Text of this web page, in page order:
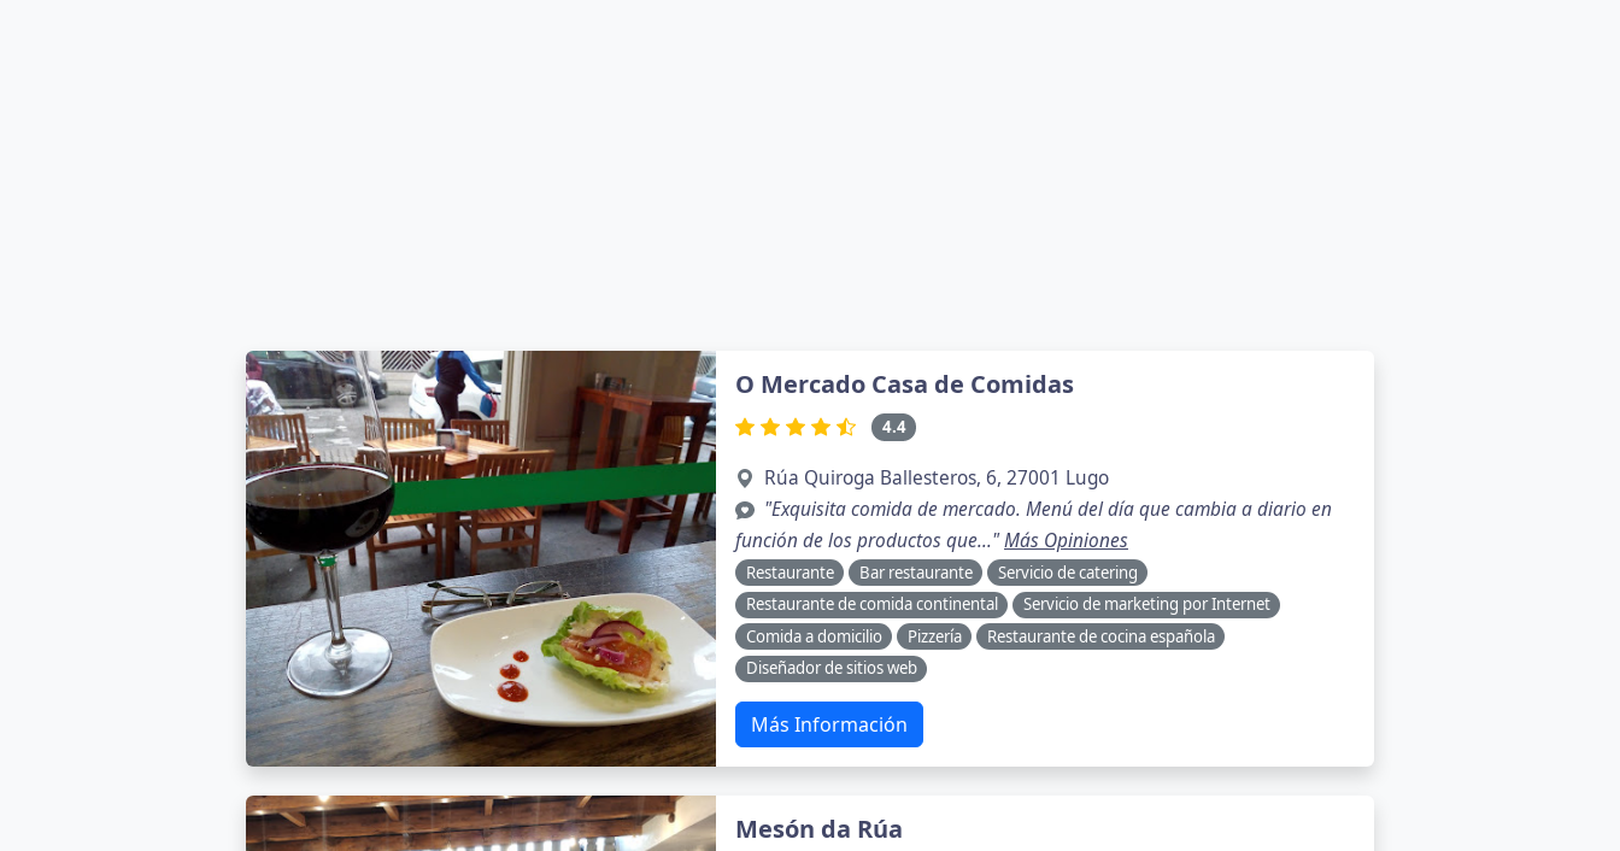
O Mercado Casa de Comidas
4.4
Rúa Quiroga Ballesteros, 6, 27001 Lugo
"Exquisita comida de mercado. Menú del día que cambia a diario en
función de los productos que..."Más Opiniones
Restaurante Bar restaurante
Servicio de catering
Restaurante de comida continental
Servicio de marketing por Internet
Comida a domicilio
Pizzería
Restaurante de cocina española
Diseñador de sitios web
Más Información
Mesón da Rúa